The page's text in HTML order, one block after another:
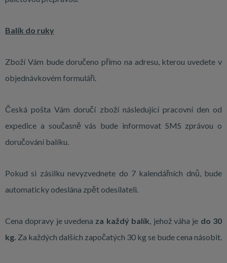
Balík do ruky
Zboží Vám bude doručeno přímo na adresu, kterou uvedete v
objednávkovém formuláři.
Česká pošta Vám doručí zboží následující pracovní den od
expedice a současně vás bude informovat SMS zprávou o
doručování balíku.
Pokud si zásilku nevyzvednete do 7 kalendářních dnů, bude
automaticky odeslána zpět odesílateli.
Cena dopravy je uvedena za každý balík, jehož váha je do 30
kg. Za každých dalších započatých 30 kg se bude cena násobit.